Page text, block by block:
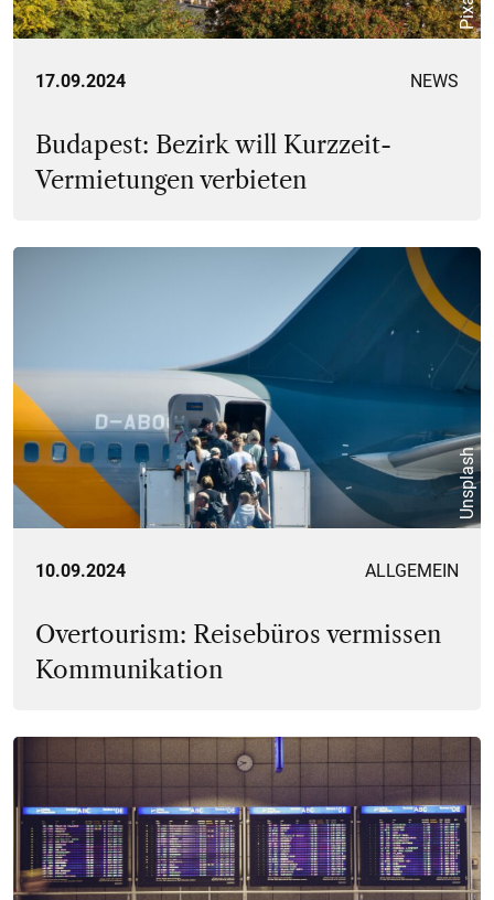
17.09.2024 NEWS
Budapest: Bezirk will Kurzzeit-
Vermietungen verbieten
Unsplash
10.09.2024 ALLGEMEIN
Overtourism: Reisebüros vermissen
Kommunikation